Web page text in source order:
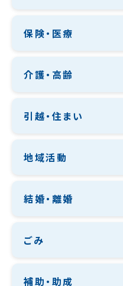
保険・医療
介護・高齢
引越・住まい
地域活動
結婚・離婚
ごみ
補助・助成